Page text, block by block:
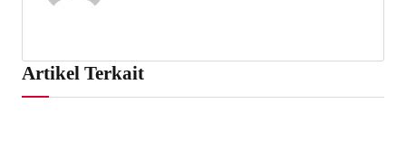
Artikel Terkait